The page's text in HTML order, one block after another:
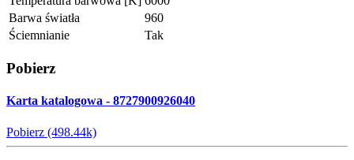
Barwa światła
960
Ściemnianie
Tak
Pobierz
Karta katalogowa - 8727900926040
Pobierz (498.44k)